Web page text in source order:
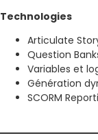
Technologies
Articulate
Question
Variables et
Génération
SCORM